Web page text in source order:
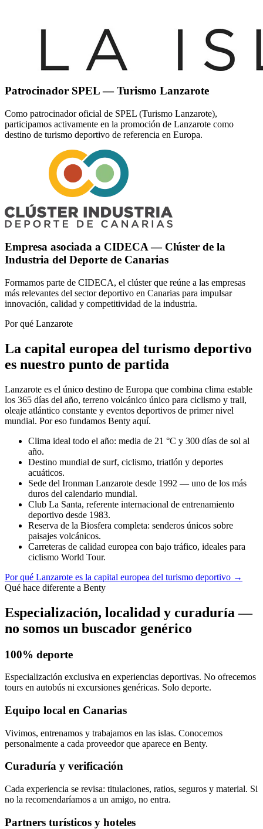
Patrocinador SPEL — Turismo Lanzarote
Como patrocinador oficial de SPEL (Turismo Lanzarote),
participamos activamente en la promoción de Lanzarote como
destino de turismo deportivo de referencia en Europa.
Empresa asociada a CIDECA — Clúster de la
Industria del Deporte de Canarias
Formamos parte de CIDECA, el clúster que reúne a las empresas
más relevantes del sector deportivo en Canarias para impulsar
innovación, calidad y competitividad de la industria.
Por qué Lanzarote
La capital europea del turismo deportivo
es nuestro punto de partida
Lanzarote es el único destino de Europa que combina clima estable
los 365 días del año, terreno volcánico único para ciclismo y trail,
oleaje atlántico constante y eventos deportivos de primer nivel
mundial. Por eso fundamos Benty aquí.
Clima ideal todo el año: media de 21 °C y 300 días de sol al
año.
Destino mundial de surf, ciclismo, triatlón y deportes
acuáticos.
Sede del Ironman Lanzarote desde 1992 — uno de los más
duros del calendario mundial.
Club La Santa, referente internacional de entrenamiento
deportivo desde 1983.
Reserva de la Biosfera completa: senderos únicos sobre
paisajes volcánicos.
Carreteras de calidad europea con bajo tráfico, ideales para
ciclismo World Tour.
Por qué Lanzarote es la capital europea del turismo deportivo →
Qué hace diferente a Benty
Especialización, localidad y curaduría —
no somos un buscador genérico
100% deporte
Especialización exclusiva en experiencias deportivas. No ofrecemos
tours en autobús ni excursiones genéricas. Solo deporte.
Equipo local en Canarias
Vivimos, entrenamos y trabajamos en las islas. Conocemos
personalmente a cada proveedor que aparece en Benty.
Curaduría y verificación
Cada experiencia se revisa: titulaciones, ratios, seguros y material. Si
no la recomendaríamos a un amigo, no entra.
Partners turísticos y hoteles